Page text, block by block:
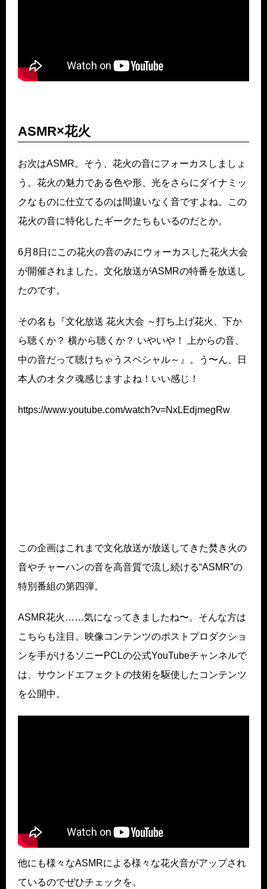
ASMR×花火
お次はASMR。そう、花火の音にフォーカスしましょ
う。花火の魅力である色や形、光をさらにダイナミッ
クなものに仕立てるのは間違いなく音ですよね。この
花火の音に特化したギークたちもいるのだとか。
6月8日にこの花火の音のみにウォーカスした花火大会
が開催されました。文化放送がASMRの特番を放送し
たのです。
その名も『文化放送 花火大会 ～打ち上げ花火、下か
ら聴くか？ 横から聴くか？ いやいや！ 上からの音、
中の音だって聴けちゃうスペシャル～』。う〜ん、日
本人のオタク魂感じますよね！いい感じ！
https://www.youtube.com/watch?v=NxLEdjmegRw
この企画はこれまで文化放送が放送してきた焚き火の
音やチャーハンの音を高音質で流し続ける“ASMR”の
特別番組の第四弾。
ASMR花火……気になってきましたね〜。そんな方は
こちらも注目。映像コンテンツのポストプロダクショ
ンを手がけるソニーPCLの公式YouTubeチャンネルで
は、サウンドエフェクトの技術を駆使したコンテンツ
を公開中。
他にも様々なASMRによる様々な花火音がアップされ
ているのでぜひチェックを。